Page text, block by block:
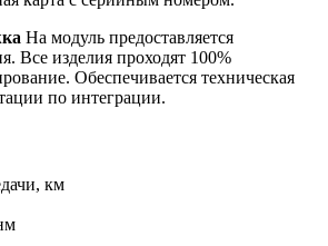
На модуль предоставляется
Все изделия проходят 100%
Обеспечивается техническая
по интеграции.
км